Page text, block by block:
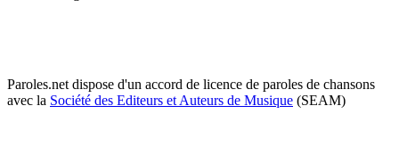
Paroles.net dispose d'un accord de licence de paroles de chansons
avec la Société des Editeurs et Auteurs de Musique (SEAM)